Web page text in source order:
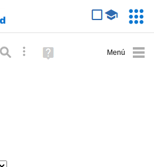
Búsqueda avanzada
Ayuda
(en